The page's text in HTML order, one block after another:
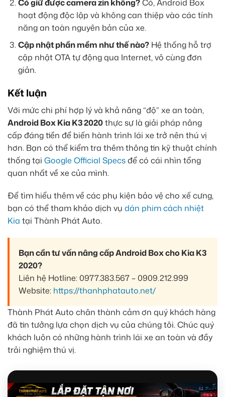
Có giữ được camera zin không?Có, Android Box
hoạt động độc lập và không can thiệp vào các tính
năng an toàn nguyên bản của xe.
Cập nhật phần mềm như thế nào?Hệ thống hỗ trợ
cập nhật OTA tự động qua Internet, vô cùng đơn
giản.
Kết luận
Với mức chi phí hợp lý và khả năng “độ” xe an toàn,
Android Box Kia K3 2020thực sự là giải pháp nâng
cấp đáng tiền để biến hành trình lái xe trở nên thú vị
hơn. Bạn có thể kiểm tra thêm thông tin kỹ thuật chính
thống tại Google Official Specsđể có cái nhìn tổng
quan nhất về xe của mình.
Để tìm hiểu thêm về các phụ kiện bảo vệ cho xế cưng,
bạn có thể tham khảo dịch vụ dán phim cách nhiệt
Kia tại Thành Phát Auto.
Bạn cần tư vấn nâng cấp Android Box cho Kia K3
2020?
Liên hệ Hotline: 0977.383.567 – 0909.212.999
Website: https://thanhphatauto.net/
Thành Phát Auto chân thành cảm ơn quý khách hàng
đã tin tưởng lựa chọn dịch vụ của chúng tôi. Chúc quý
khách luôn có những hành trình lái xe an toàn và đầy
trải nghiệm thú vị.